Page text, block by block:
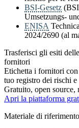
BSI-Gesetz
Umsetzungs-
ENISA
2024/2690 (al
Trasferisci gli esiti
fornitori
Etichetta i fornitori
tuo registro dei rischi
Gratuito, open source,
Apri la piattaforma
Materiale di